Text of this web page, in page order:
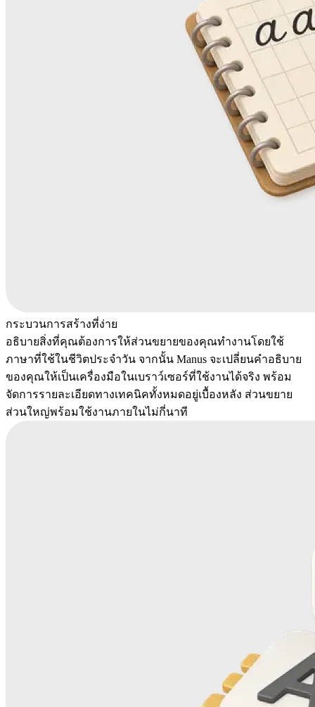
กระบวนการสร้างที่ง่าย
อธิบายสิ่งที่คุณต้องการให้ส่วนขยายของคุณทำงานโดยใช้
ภาษาที่ใช้ในชีวิตประจำวัน จากนั้น Manus จะเปลี่ยนคำอธิบาย
ของคุณให้เป็นเครื่องมือในเบราว์เซอร์ที่ใช้งานได้จริง พร้อม
จัดการรายละเอียดทางเทคนิคทั้งหมดอยู่เบื้องหลัง ส่วนขยาย
ส่วนใหญ่พร้อมใช้งานภายในไม่กี่นาที